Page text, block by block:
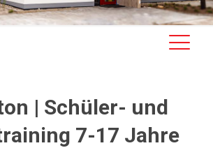
| Schüler- und
7-17 Jahre